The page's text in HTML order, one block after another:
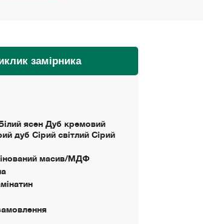
замірника
ясен Дуб кремовий
дуб Сірий світлий Сірий
масив/МДФ